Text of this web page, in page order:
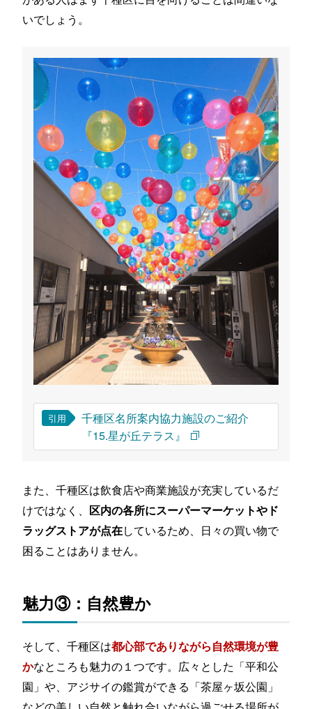
いでしょう。
引用
千種区名所案内協力施設のご紹介
『15.星が丘テラス』
また、千種区は飲食店や商業施設が充実しているだ
けではなく、 区内の各所にスーパーマーケットやド
ラッグストアが点在しているため、日々の買い物で
困ることはありません。
魅力③：自然豊か
そして、千種区は都心部でありながら自然環境が豊
かなところも魅力の１つです。広々とした「平和公
園」や、アジサイの鑑賞ができる「茶屋ヶ坂公園」